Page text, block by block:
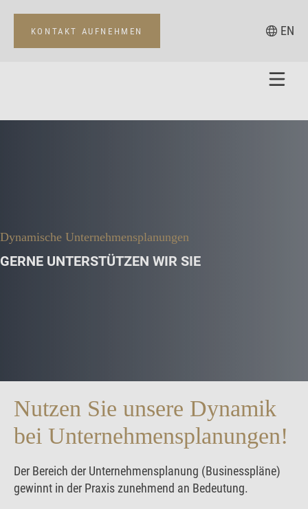
KONTAKT AUFNEHMEN EN
Dynamische Unternehmensplanungen
GERNE UNTERSTÜTZEN WIR SIE
Nutzen Sie unsere Dynamik
bei Unternehmens­planungen!
Der Bereich der Unternehmensplanung (Businesspläne)
gewinnt in der Praxis zunehmend an Bedeutung.